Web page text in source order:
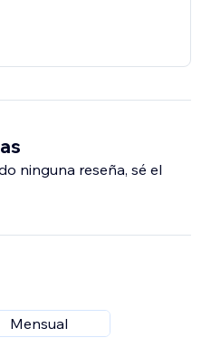
ninguna reseña, sé el
Mensual